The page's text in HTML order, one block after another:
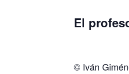
El
© Iván